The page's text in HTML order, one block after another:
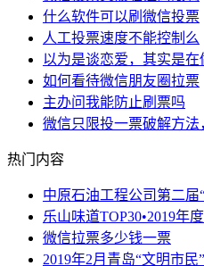
什么软件可以刷微信投票
人工投票速度不能控制么
以为是谈恋爱，其实是在
如何看待微信朋友圈拉票
主办问我能防止刷票吗
微信只限投一票破解方
热门内容
中原石油工程公司第二
乐山味道TOP30•2019年
微信拉票多少钱一票
2019年2月青岛“文明市民